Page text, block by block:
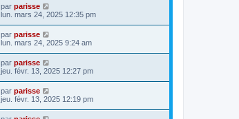
par parisse
lun. mars 24, 2025 12:35 pm
par parisse
lun. mars 24, 2025 9:24 am
par parisse
jeu. févr. 13, 2025 12:27 pm
par parisse
jeu. févr. 13, 2025 12:19 pm